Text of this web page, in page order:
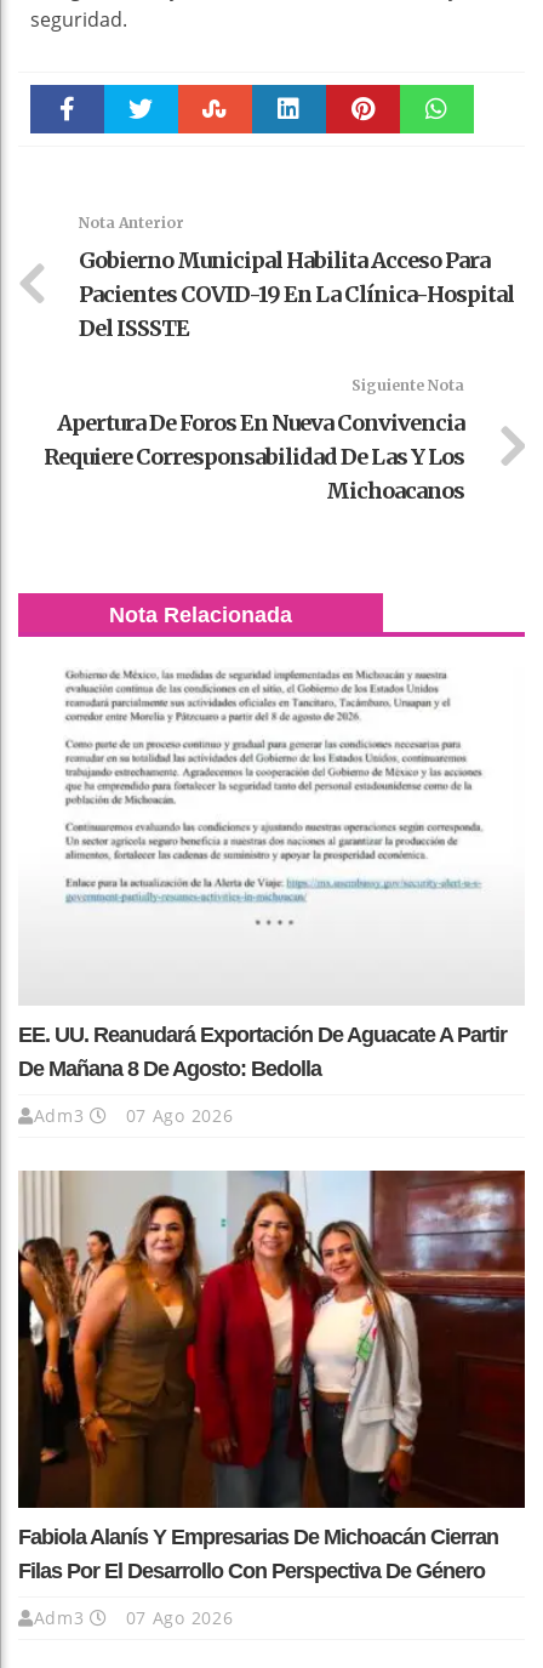
seguridad.
Nota Anterior
Gobierno Municipal Habilita Acceso Para
Pacientes COVID-19 En La Clínica-Hospital
Del ISSSTE
Siguiente Nota
Apertura De Foros En Nueva Convivencia
Requiere Corresponsabilidad De Las Y Los
Michoacanos
Nota Relacionada
EE. UU. Reanudará Exportación De Aguacate A Partir
De Mañana 8 De Agosto: Bedolla
Adm3 07 Ago 2026
Fabiola Alanís Y Empresarias De Michoacán Cierran
Filas Por El Desarrollo Con Perspectiva De Género
Adm3 07 Ago 2026